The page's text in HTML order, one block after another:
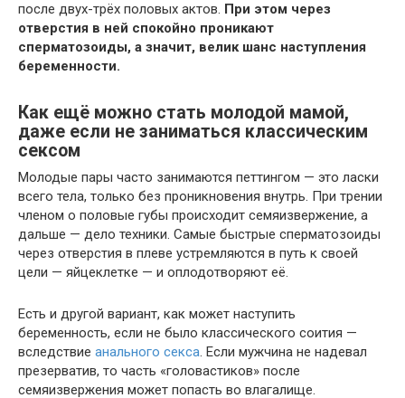
после двух-трёх половых актов. При этом через
отверстия в ней спокойно проникают
сперматозоиды, а значит, велик шанс наступления
беременности.
Как ещё можно стать молодой мамой,
даже если не заниматься классическим
сексом
Молодые пары часто занимаются петтингом — это ласки
всего тела, только без проникновения внутрь. При трении
членом о половые губы происходит семяизвержение, а
дальше — дело техники. Самые быстрые сперматозоиды
через отверстия в плеве устремляются в путь к своей
цели — яйцеклетке — и оплодотворяют её.
Есть и другой вариант, как может наступить
беременность, если не было классического соития —
вследствие анального секса. Если мужчина не надевал
презерватив, то часть «головастиков» после
семяизвержения может попасть во влагалище.